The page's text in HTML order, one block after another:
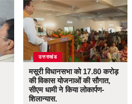
उत्तराखंड
मसूरी विधानसभा को 17.80 करोड़
की विकास योजनाओं की सौगात,
सीएम धामी ने किया लोकार्पण-
शिलान्यास.